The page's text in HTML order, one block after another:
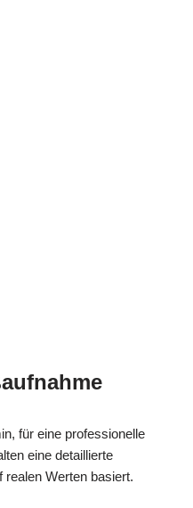
für eine professionelle
eine detaillierte
realen Werten basiert.